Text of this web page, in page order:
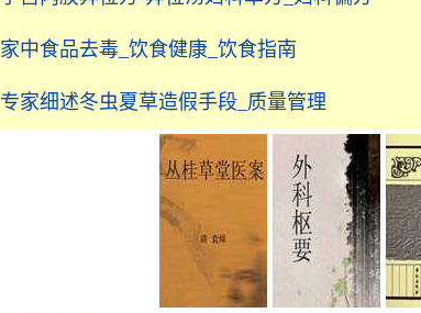
家中食品去毒_饮食健康_饮食指南
专家细述冬虫夏草造假手段_质量管理